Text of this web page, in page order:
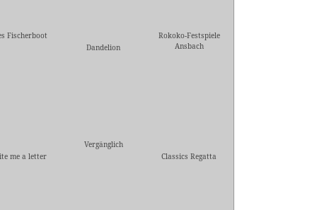
Fischerboot
Dandelion
Rokoko-Festspiele
Ansbach
me a letter
Vergänglich
Classics Regatta